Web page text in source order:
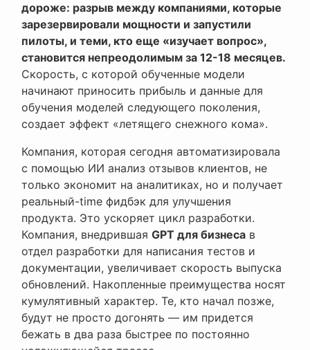
дороже: разрыв между компаниями, которые
зарезервировали мощности и запустили
пилоты, и теми, кто еще «изучает вопрос»,
становится непреодолимым за 12-18 месяцев.
Скорость, с которой обученные модели
начинают приносить прибыль и данные для
обучения моделей следующего поколения,
создает эффект «летящего снежного кома».
Компания, которая сегодня автоматизировала
с помощью ИИ анализ отзывов клиентов, не
только экономит на аналитиках, но и получает
реальный-time фидбэк для улучшения
продукта. Это ускоряет цикл разработки.
Компания, внедрившая GPT для бизнеса в
отдел разработки для написания тестов и
документации, увеличивает скорость выпуска
обновлений. Накопленные преимущества носят
кумулятивный характер. Те, кто начал позже,
будут не просто догонять — им придется
бежать в два раза быстрее по постоянно